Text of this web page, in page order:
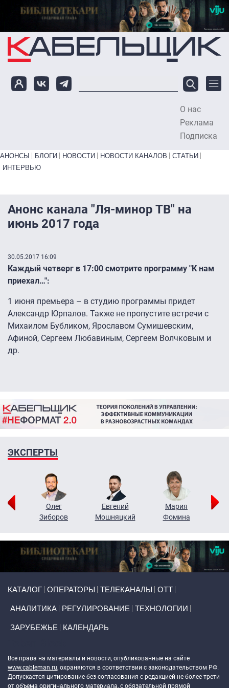
Перейти к основному содержанию
О нас
Реклама
Подписка
Primary links bottom
АНОНСЫ БЛОГИ НОВОСТИ НОВОСТИ КАНАЛОВ
СТАТЬИ
ИНТЕРВЬЮ
Анонс канала "Ля-минор ТВ" на
июнь 2017 года
30.05.2017 16:09
Каждый четверг в 17:00 смотрите программу "К нам
приехал…":
1 июня премьера – в студию программы придет
Александр Юрпалов. Также не пропустите встречи с
Михаилом Бубликом, Ярославом Сумишевским,
Афиной, Сергеем Любавиным, Сергеем Волчковым и
др.
ЭКСПЕРТЫ
Олег
Зиборов
Евгений
Мошняцкий
Мария
Фомина
КАТАЛОГ ОПЕРАТОРЫ ТЕЛЕКАНАЛЫ ОТТ
АНАЛИТИКА РЕГУЛИРОВАНИЕ ТЕХНОЛОГИИ
ЗАРУБЕЖЬЕ КАЛЕНДАРЬ
Все права на материалы и новости, опубликованные на сайте
www.cableman.ru, охраняются в соответствии с законодательством РФ.
Допускается цитирование без согласования с редакцией не более трети
от объема оригинального материала, с обязательной прямой